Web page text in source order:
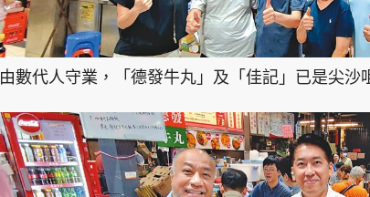
由數代人守業，「德發牛丸」及「佳記」已是尖沙